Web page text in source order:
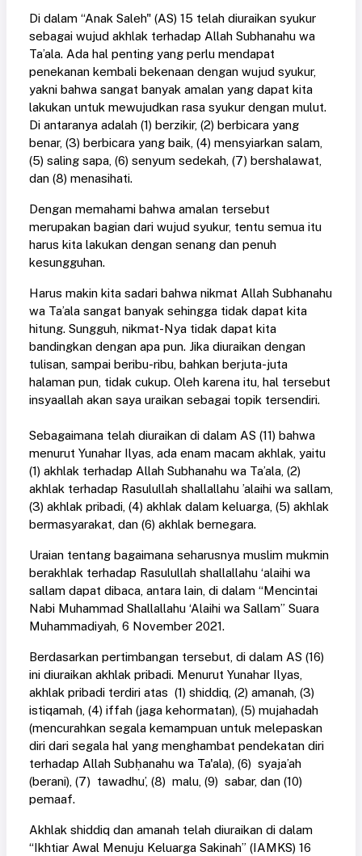
Di dalam “Anak Saleh" (AS) 15 telah diuraikan syukur
sebagai wujud akhlak terhadap Allah Subhanahu wa
Ta’ala. Ada hal penting yang perlu mendapat
penekanan kembali bekenaan dengan wujud syukur,
yakni bahwa sangat banyak amalan yang dapat kita
lakukan untuk mewujudkan rasa syukur dengan mulut.
Di antaranya adalah (1) berzikir, (2) berbicara yang
benar, (3) berbicara yang baik, (4) mensyiarkan salam,
(5) saling sapa, (6) senyum sedekah, (7) bershalawat,
dan (8) menasihati.
Dengan memahami bahwa amalan tersebut
merupakan bagian dari wujud syukur, tentu semua itu
harus kita lakukan dengan senang dan penuh
kesungguhan.
Harus makin kita sadari bahwa nikmat Allah Subhanahu
wa Ta’ala sangat banyak sehingga tidak dapat kita
hitung. Sungguh, nikmat-Nya tidak dapat kita
bandingkan dengan apa pun. Jika diuraikan dengan
tulisan, sampai beribu-ribu, bahkan berjuta-juta
halaman pun, tidak cukup. Oleh karena itu, hal tersebut
insyaallah akan saya uraikan sebagai topik tersendiri.
Sebagaimana telah diuraikan di dalam AS (11) bahwa
menurut Yunahar Ilyas, ada enam macam akhlak, yaitu
(1) akhlak terhadap Allah Subhanahu wa Ta’ala, (2)
akhlak terhadap Rasulullah shallallahu ’alaihi wa sallam,
(3) akhlak pribadi, (4) akhlak dalam keluarga, (5) akhlak
bermasyarakat, dan (6) akhlak bernegara.
Uraian tentang bagaimana seharusnya muslim mukmin
berakhlak terhadap Rasulullah shallallahu ‘alaihi wa
sallam dapat dibaca, antara lain, di dalam “Mencintai
Nabi Muhammad Shallallahu ‘Alaihi wa Sallam” Suara
Muhammadiyah, 6 November 2021.
Berdasarkan pertimbangan tersebut, di dalam AS (16)
ini diuraikan akhlak pribadi. Menurut Yunahar Ilyas,
akhlak pribadi terdiri atas (1) shiddiq, (2) amanah, (3)
istiqamah, (4) iffah (jaga kehormatan), (5) mujahadah
(mencurahkan segala kemampuan untuk melepaskan
diri dari segala hal yang menghambat pendekatan diri
terhadap Allah Subḥanahu wa Ta'ala), (6) syaja’ah
(berani), (7) tawadhu’, (8) malu, (9) sabar, dan (10)
pemaaf.
Akhlak shiddiq dan amanah telah diuraikan di dalam
“Ikhtiar Awal Menuju Keluarga Sakinah” (IAMKS) 16